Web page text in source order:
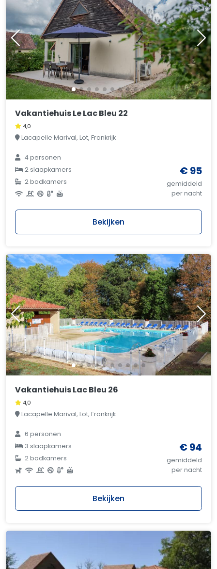
Vakantiehuis Le Lac Bleu 22
4,0
Lacapelle Marival, Lot, Frankrijk
4 personen
2 slaapkamers
2 badkamers
€ 95
gemiddeld
per nacht
Bekijken
Vakantiehuis Lac Bleu 26
4,0
Lacapelle Marival, Lot, Frankrijk
6 personen
3 slaapkamers
2 badkamers
€ 94
gemiddeld
per nacht
Bekijken